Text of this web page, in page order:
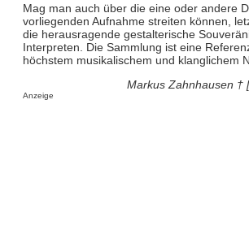
Mag man auch über die eine oder andere
vorliegenden Aufnahme streiten können,
die herausragende gestalterische
Interpreten. Die Sammlung ist eine
höchstem musikalischem und klanglichem
Markus Zahnhausen †
Anzeige